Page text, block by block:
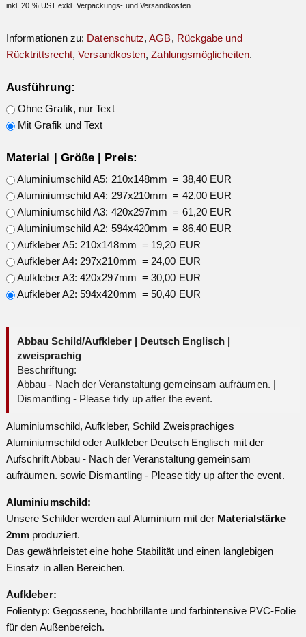
inkl. 20 % UST exkl. Verpackungs- und Versandkosten
Informationen zu: Datenschutz,AGB, Rückgabe und
Rücktrittsrecht,Versandkosten,Zahlungsmöglicheiten.
Ausführung:
Ohne Grafik, nur Text
Mit Grafik und Text
Material | Größe | Preis:
Aluminiumschild A5: 210x148mm = 38,40 EUR
Aluminiumschild A4: 297x210mm = 42,00 EUR
Aluminiumschild A3: 420x297mm = 61,20 EUR
Aluminiumschild A2: 594x420mm = 86,40 EUR
Aufkleber A5: 210x148mm = 19,20 EUR
Aufkleber A4: 297x210mm = 24,00 EUR
Aufkleber A3: 420x297mm = 30,00 EUR
Aufkleber A2: 594x420mm = 50,40 EUR
Abbau Schild/Aufkleber | Deutsch Englisch |
zweisprachig
Beschriftung:
Abbau - Nach der Veranstaltung gemeinsam aufräumen. |
Dismantling - Please tidy up after the event.
Aluminiumschild, Aufkleber, Schild Zweisprachiges
Aluminiumschild oder Aufkleber Deutsch Englisch mit der
Aufschrift Abbau - Nach der Veranstaltung gemeinsam
aufräumen. sowie Dismantling - Please tidy up after the event.
Aluminiumschild:
Unsere Schilder werden auf Aluminium mit der Materialstärke
2mm produziert.
Das gewährleistet eine hohe Stabilität und einen langlebigen
Einsatz in allen Bereichen.
Aufkleber:
Folientyp: Gegossene, hochbrillante und farbintensive PVC-Folie
für den Außenbereich.